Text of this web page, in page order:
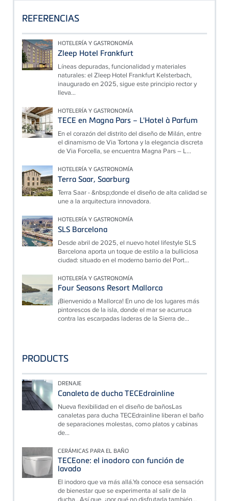
REFERENCIAS
HOTELERÍA Y GASTRONOMÍA
Zleep Hotel Frankfurt
Líneas depuradas, funcionalidad y materiales
naturales: el Zleep Hotel Frankfurt Kelsterbach,
inaugurado en 2025, sigue este principio rector y
lleva...
HOTELERÍA Y GASTRONOMÍA
TECE en Magna Pars – L'Hotel à Parfum
En el corazón del distrito del diseño de Milán, entre
el dinamismo de Via Tortona y la elegancia discreta
de Via Forcella, se encuentra Magna Pars – L...
HOTELERÍA Y GASTRONOMÍA
Terra Saar, Saarburg
Terra Saar - &nbsp;donde el diseño de alta calidad se
une a la arquitectura innovadora.
HOTELERÍA Y GASTRONOMÍA
SLS Barcelona
Desde abril de 2025, el nuevo hotel lifestyle SLS
Barcelona aporta un toque de estilo a la bulliciosa
ciudad: situado en el moderno barrio del Port...
HOTELERÍA Y GASTRONOMÍA
Four Seasons Resort Mallorca
¡Bienvenido a Mallorca! En uno de los lugares más
pintorescos de la isla, donde el mar se acurruca
contra las escarpadas laderas de la Sierra de...
PRODUCTS
DRENAJE
Canaleta de ducha TECEdrainline
Nueva flexibilidad en el diseño de bañosLas
canaletas para ducha TECEdrainline liberan el baño
de separaciones molestas, como platos y cabinas
de...
CERÁMICAS PARA EL BAÑO
TECEone: el inodoro con función de
lavado
El inodoro que va más allá.Ya conoce esa sensación
de bienestar que se experimenta al salir de la